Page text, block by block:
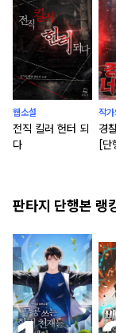
웹소설
전직 킬러 헌터 되
다
작
경
[단
판타지 단행본 랭